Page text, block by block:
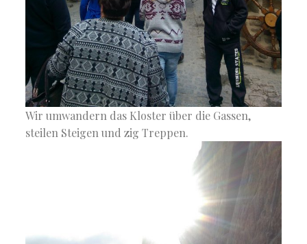
Wir umwandern das Kloster über die Gassen,
steilen Steigen und zig Treppen.